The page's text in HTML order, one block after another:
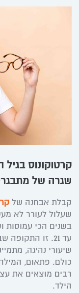
קרטוקונוס
שגרה של
קבלת אבחנה של
שעלול לעורר לא
עד 21. זו
שיעורי נהיגה,
כולם. פתאום, המילה
רבים מוצאים את
הילד.